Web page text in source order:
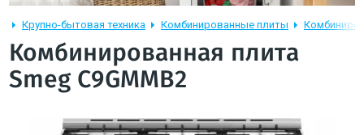
Крупно-бытовая техника Комбинированные плиты
Комбинированная плита
Smeg C9GMMB2